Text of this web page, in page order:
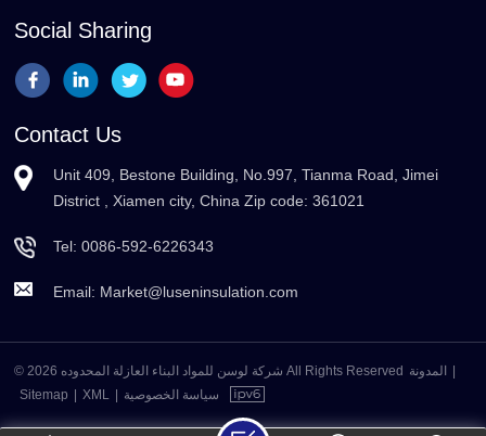
Social Sharing
Contact Us
Unit 409, Bestone Building, No.997, Tianma Road, Jimei
District , Xiamen city, China Zip code: 361021
Tel:0086-592-6226343
Email: Market@luseninsulation.com
© 2026 شركة لوسن للمواد البناء العازلة المحدوده All Rights Reserved المدونة |
Sitemap | XML | سياسة الخصوصية